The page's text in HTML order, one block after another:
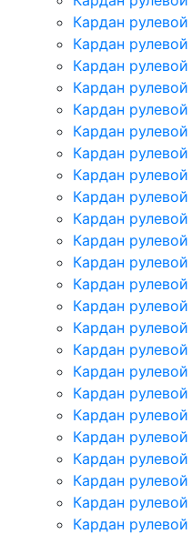
Кардан
Кардан
Кардан
Кардан
Кардан
Кардан
Кардан
Кардан
Кардан
Кардан
Кардан
Кардан
Кардан
Кардан
Кардан
Кардан
Кардан
Кардан
Кардан
Кардан
Кардан
Кардан
Кардан
Кардан